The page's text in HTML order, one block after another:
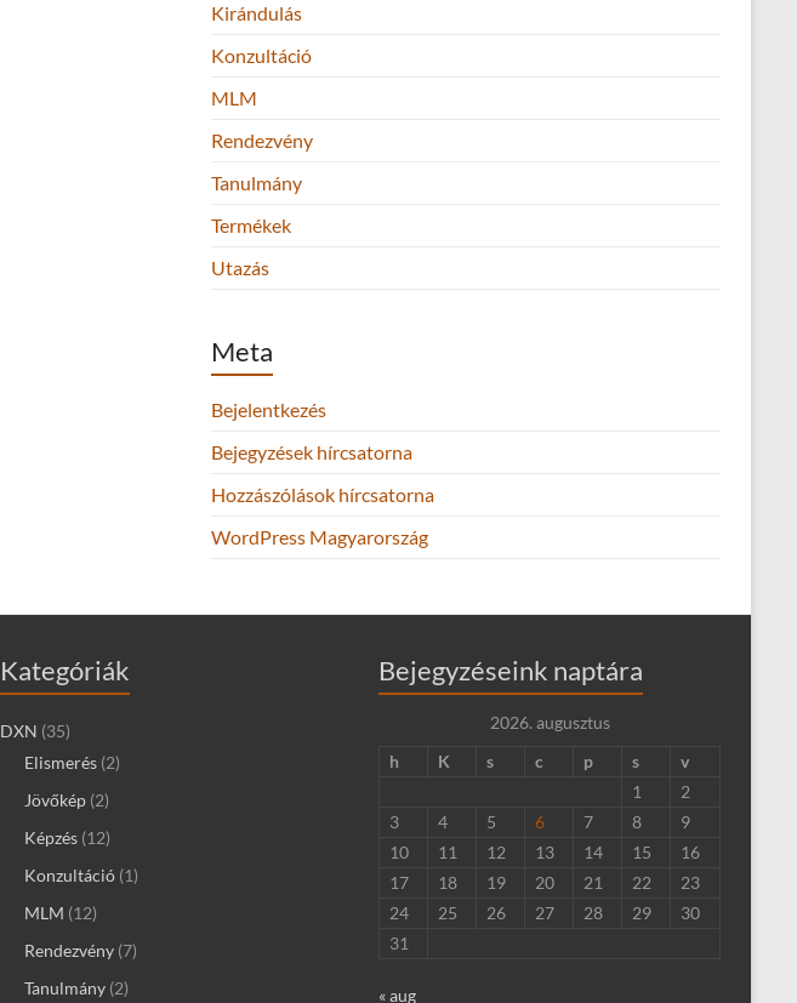
Kirándulás
Konzultáció
MLM
Rendezvény
Tanulmány
Termékek
Utazás
Meta
Bejelentkezés
Bejegyzések hírcsatorna
Hozzászólások hírcsatorna
WordPress Magyarország
Kategóriák
DXN (35)
Elismerés (2)
Jövőkép (2)
Képzés (12)
Konzultáció (1)
MLM (12)
Rendezvény (7)
Tanulmány (2)
Bejegyzéseink naptára
2026. augusztus
h
K s c p s
v
1
2
3
4 5 6 7 8
9
10
11 12 13 14 15
16
17
18 19 20 21 22
23
24
25 26 27 28 29
30
31
« aug